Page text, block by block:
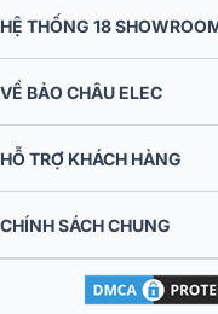
HỆ THỐNG 18
VỀ BẢO CHÂU ELEC
HỖ TRỢ KHÁCH HÀNG
CHÍNH SÁCH CHUNG